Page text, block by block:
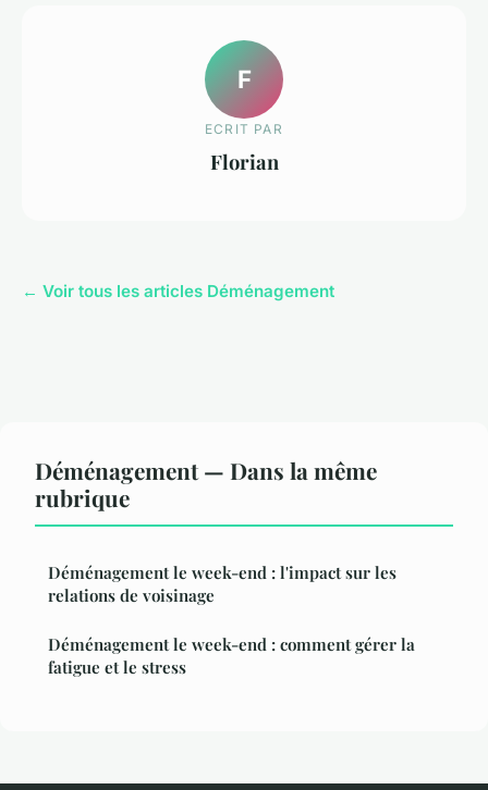
F
ECRIT PAR
Florian
← Voir tous les articles Déménagement
Déménagement — Dans la même
rubrique
Déménagement le week-end : l'impact sur les
relations de voisinage
Déménagement le week-end : comment gérer la
fatigue et le stress